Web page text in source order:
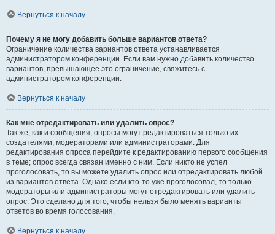
Вернуться к началу
Почему я не могу добавить больше вариантов ответа?
Ограничение количества вариантов ответа устанавливается
администратором конференции. Если вам нужно добавить количество
вариантов, превышающее это ограничение, свяжитесь с
администратором конференции.
Вернуться к началу
Как мне отредактировать или удалить опрос?
Так же, как и сообщения, опросы могут редактироваться только их
создателями, модераторами или администраторами. Для
редактирования опроса перейдите к редактированию первого сообщения
в теме; опрос всегда связан именно с ним. Если никто не успел
проголосовать, то вы можете удалить опрос или отредактировать любой
из вариантов ответа. Однако если кто-то уже проголосовал, то только
модераторы или администраторы могут отредактировать или удалить
опрос. Это сделано для того, чтобы нельзя было менять варианты
ответов во время голосования.
Вернуться к началу